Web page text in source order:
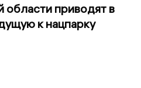
приводят в
к нацпарку